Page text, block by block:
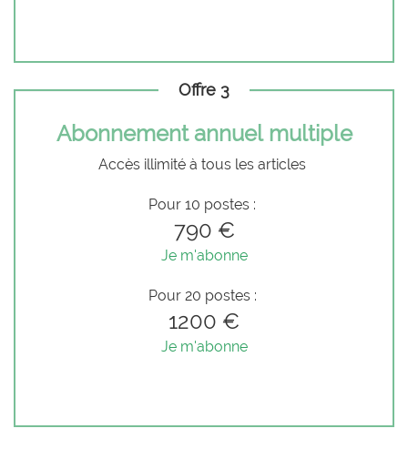
Offre 3
Abonnement annuel multiple
Accès illimité à tous les articles
Pour 10 postes :
790 €
Je m'abonne
Pour 20 postes :
1200 €
Je m'abonne